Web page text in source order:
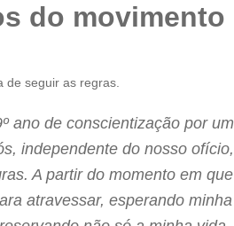
do movimento
seguir as regras.
ano de conscientização por um
independente do nosso ofício,
A partir do momento em que
atravessar, esperando minha